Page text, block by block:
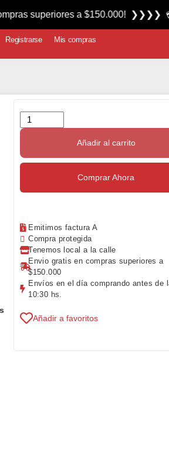
Registrarse Mis compras
Añadir al carrito
Comprar Ahora
Emitimos factura A
Compra protegida
Tenemos local a la calle
Envio gratis en compras superiores a
$150.000
Envíos en el día comprando antes de
10:30 hs.
Añadir a favoritos
a $150.000! ❯❯❯❯ 💳